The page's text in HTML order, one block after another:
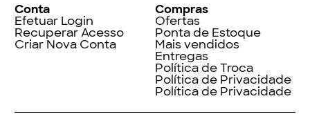
Conta
Efetuar Login
Recuperar Acesso
Criar Nova Conta
Compras
Ofertas
Ponta de Estoque
Mais vendidos
Entregas
Política de Troca
Política de Privacidade
Política de Privacidade